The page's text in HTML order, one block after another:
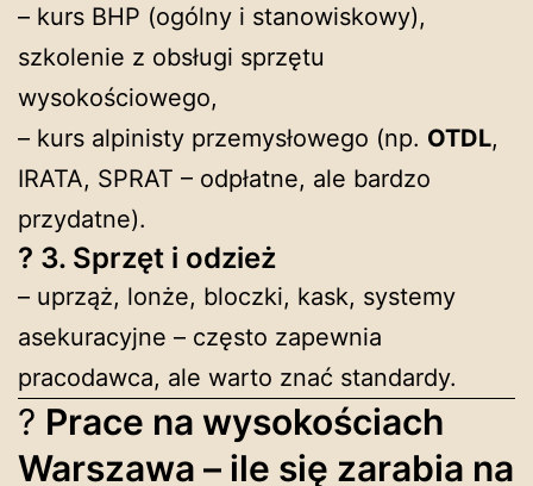
– kurs BHP (ogólny i stanowiskowy),
szkolenie z obsługi sprzętu
wysokościowego,
– kurs alpinisty przemysłowego (np. OTDL,
IRATA, SPRAT – odpłatne, ale bardzo
przydatne).
? 3. Sprzęt i odzież
– uprząż, lonże, bloczki, kask, systemy
asekuracyjne – często zapewnia
pracodawca, ale warto znać standardy.
? Prace na wysokościach
Warszawa – ile się zarabia na